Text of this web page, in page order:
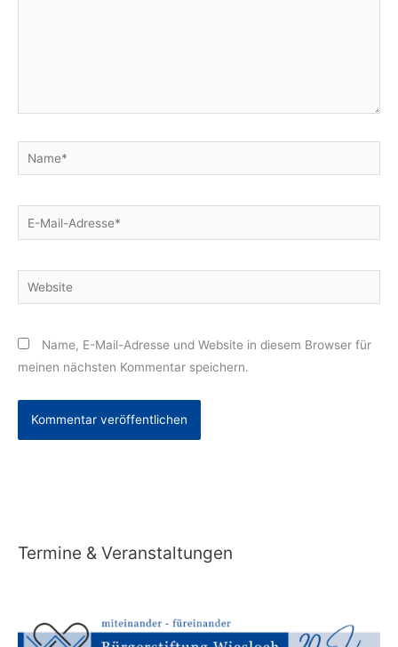
Name*
E-
Mail-
Website
Name, E-Mail-Adresse und Website in diesem Browser für
meinen nächsten Kommentar speichern.
Termine & Veranstaltungen